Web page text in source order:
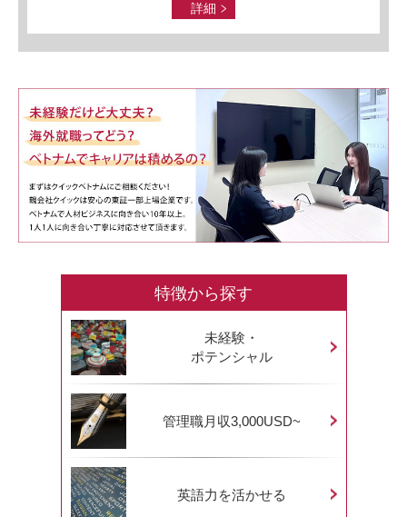
詳細
特徴から探す
未経験・
ポテンシャル
管理職月収3,000USD~
英語力を活かせる